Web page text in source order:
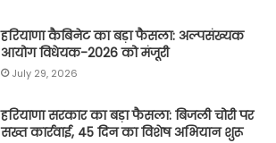
हरियाणा कैबिनेट का बड़ा फैसला: अल्पसंख्यक
आयोग विधेयक-2026 को मंजूरी
July 29, 2026
हरियाणा सरकार का बड़ा फैसला: बिजली चोरी पर
सख्त कार्रवाई, 45 दिन का विशेष अभियान शुरू